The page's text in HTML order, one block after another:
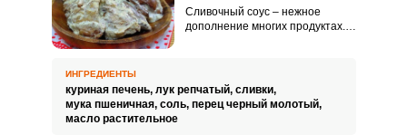
Сливочный соус – нежное
дополнение многих продуктах.
ИНГРЕДИЕНТЫ
куриная печень, лук репчатый, сливки,
мука пшеничная, соль, перец черный молотый,
масло растительное